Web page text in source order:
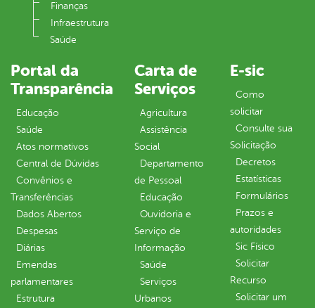
Finanças
Infraestrutura
Saúde
Portal da
Transparência
Educação
Saúde
Atos normativos
Central de Dúvidas
Convênios e
Transferências
Dados Abertos
Despesas
Diárias
Emendas
parlamentares
Estrutura
Carta de
Serviços
Agricultura
Assistência
Social
Departamento
de Pessoal
Educação
Ouvidoria e
Serviço de
Informação
Saúde
Serviços
Urbanos
E-sic
Como
solicitar
Consulte sua
Solicitação
Decretos
Estatísticas
Formulários
Prazos e
autoridades
Sic Físico
Solicitar
Recurso
Solicitar um